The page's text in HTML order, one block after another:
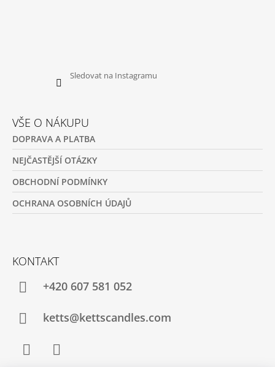
Sledovat na Instagramu
VŠE O NÁKUPU
DOPRAVA A PLATBA
NEJČASTĚJŠÍ OTÁZKY
OBCHODNÍ PODMÍNKY
OCHRANA OSOBNÍCH ÚDAJŮ
KONTAKT
+420 607 581 052
ketts@kettscandles.com